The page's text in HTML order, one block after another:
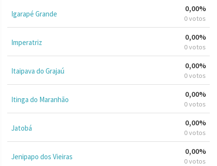
Igarapé Grande
0,00%
0 votos
Imperatriz
0,00%
0 votos
Itaipava do Grajaú
0,00%
0 votos
Itinga do Maranhão
0,00%
0 votos
Jatobá
0,00%
0 votos
Jenipapo dos Vieiras
0,00%
0 votos